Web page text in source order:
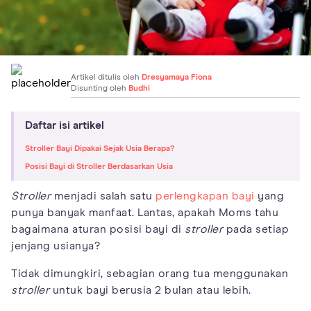
Artikel ditulis oleh Dresyamaya Fiona
Disunting oleh Budhi
Daftar isi artikel
Stroller Bayi Dipakai Sejak Usia Berapa?
Posisi Bayi di Stroller Berdasarkan Usia
Strollermenjadi salah satu perlengkapan bayi yang
punya banyak manfaat. Lantas, apakah Moms tahu
bagaimana aturan posisi bayi di strollerpada setiap
jenjang usianya?
Tidak dimungkiri, sebagian orang tua menggunakan
strolleruntuk bayi berusia 2 bulan atau lebih.